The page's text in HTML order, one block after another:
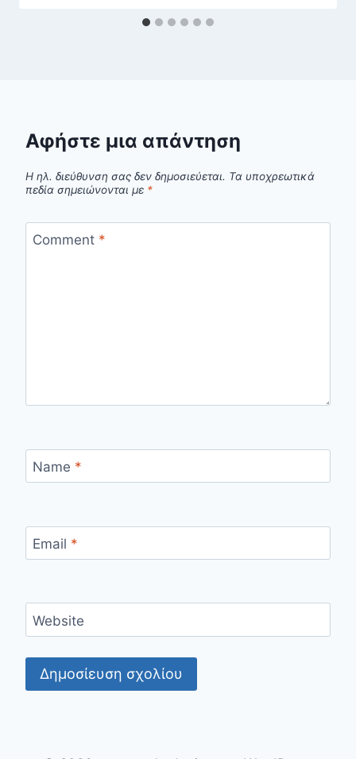
Αφήστε μια απάντηση
Η ηλ. διεύθυνση σας δεν δημοσιεύεται. Τα υποχρεωτικά
πεδία σημειώνονται με *
Comment *
Name *
Email *
Website